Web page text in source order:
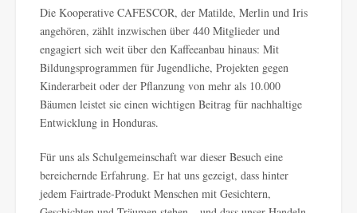
Die Kooperative CAFESCOR, der Matilde, Merlin und Iris
angehören, zählt inzwischen über 440 Mitglieder und
engagiert sich weit über den Kaffeeanbau hinaus: Mit
Bildungsprogrammen für Jugendliche, Projekten gegen
Kinderarbeit oder der Pflanzung von mehr als 10.000
Bäumen leistet sie einen wichtigen Beitrag für nachhaltige
Entwicklung in Honduras.
Für uns als Schulgemeinschaft war dieser Besuch eine
bereichernde Erfahrung. Er hat uns gezeigt, dass hinter
jedem Fairtrade-Produkt Menschen mit Gesichtern,